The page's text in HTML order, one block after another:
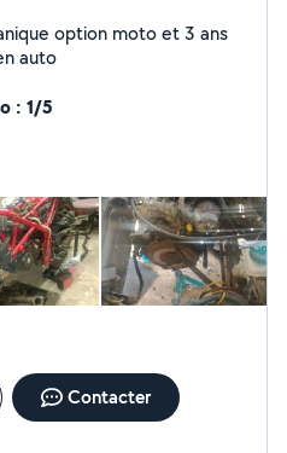
option moto et 3 ans
auto
: 1/5
Contacter